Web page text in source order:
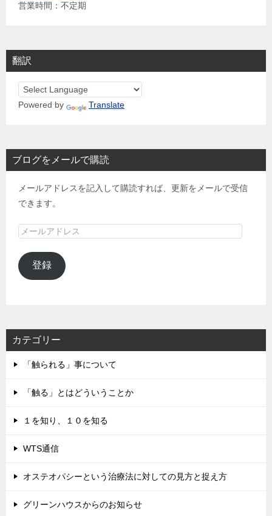
営業時間：不定期
翻訳
Powered by Translate
ブログをメールで購読
メールアドレスを記入して購読すれば、更新をメールで受信
できます。
メ
ル
ア
登録
カテゴリー
「触られる」事について
「触る」とはどういうことか
１を知り、１０を知る
WTS通信
オステオパシーという治療法に対しての見方と捉え方
グリーンハウスからのお知らせ